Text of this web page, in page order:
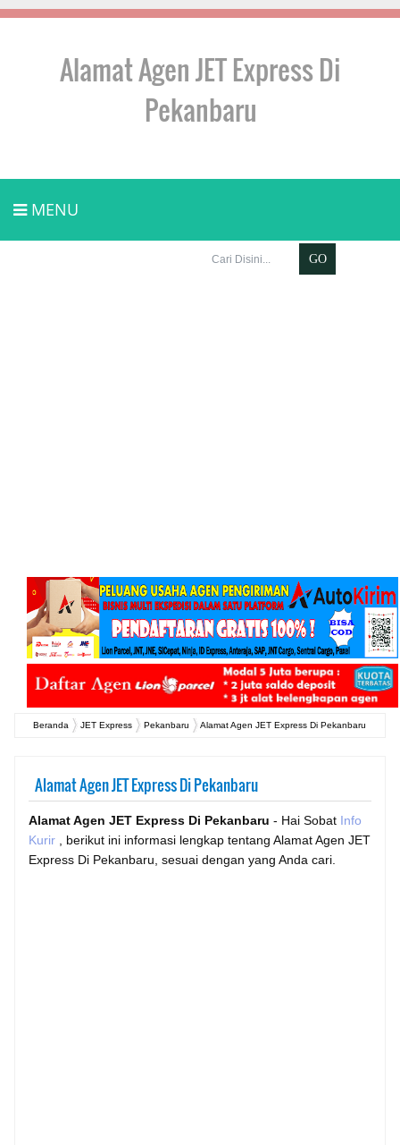
Alamat Agen JET Express Di
Pekanbaru
MENU
Beranda JET Express Pekanbaru Alamat Agen JET Express Di Pekanbaru
Alamat Agen JET Express Di Pekanbaru
Alamat Agen JET Express Di Pekanbaru - Hai Sobat Info
Kurir
, berikut ini informasi lengkap tentang Alamat Agen JET
Express Di Pekanbaru, sesuai dengan yang Anda cari.